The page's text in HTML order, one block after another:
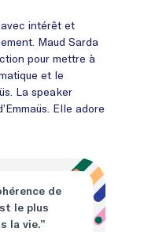
intérêt et
Maud Sarda
pour mettre à
et le
La speaker
Elle adore
de
le plus
la vie.”